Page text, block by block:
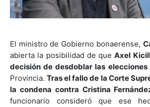
El ministro de Gobierno bonaerense,
abierta la posibilidad de queAxel
decisión de desdoblar las
Provincia.Tras el fallo de la Corte
la condena contra Cristina
funcionario consideró que ese